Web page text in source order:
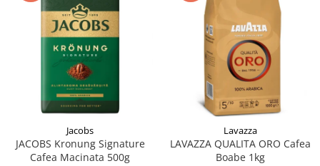
Jacobs
JACOBS Kronung Signature
Cafea Macinata 500g
Lavazza
LAVAZZA QUALITA ORO Cafea
Boabe 1kg